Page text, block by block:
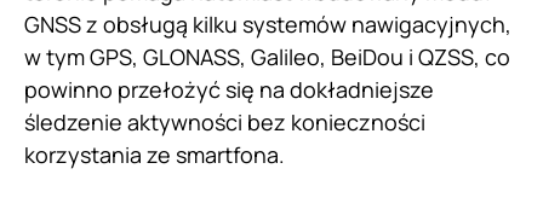
GNSS z obsługą kilku systemów nawigacyjnych,
w tym GPS, GLONASS, Galileo, BeiDou i QZSS, co
powinno przełożyć się na dokładniejsze
śledzenie aktywności bez konieczności
korzystania ze smartfona.